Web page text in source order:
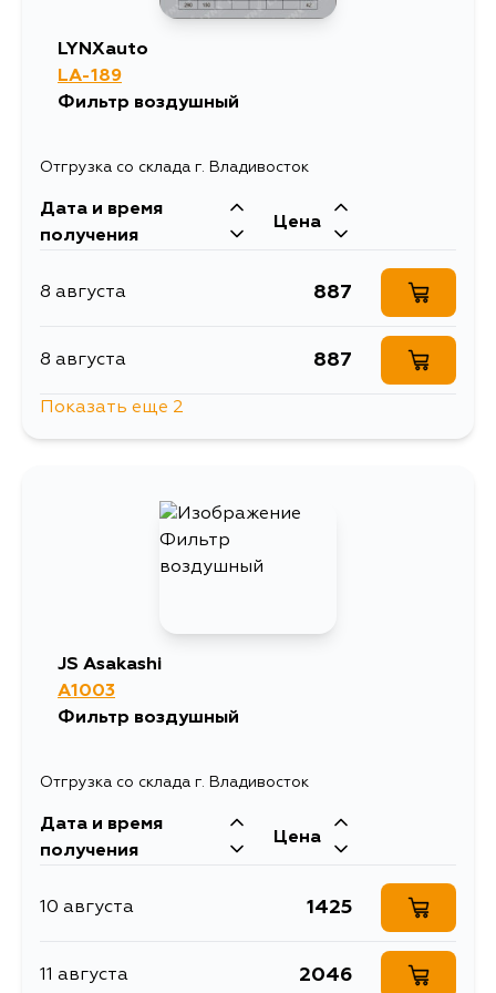
ZNE10G, ANE11, ZNE14, ANE11W,
ZNR11, ZNR11L
LYNXauto
LA-189
Фильтр воздушный
Отгрузка со склада г. Владивосток
Дата и время
получения
Цена
8 августа 887
8 августа 887
Показать еще 2
JS Asakashi
A1003
Фильтр воздушный
Отгрузка со склада г. Владивосток
Дата и время
получения
Цена
10 августа 1425
11 августа 2046